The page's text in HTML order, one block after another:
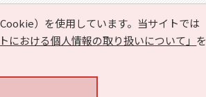
）を使用しています。当サイトでは
における個人情報の取り扱いについて」 を